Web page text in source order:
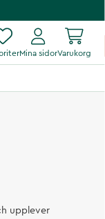
Mina sidorVarukorg
upplever